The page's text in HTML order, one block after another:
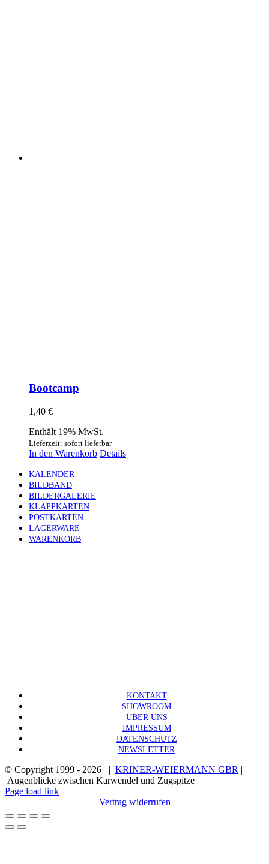
Bootcamp
1,40 €
Enthält 19% MwSt.
Lieferzeit: sofort lieferbar
In den Warenkorb Details
KALENDER
BILDBAND
BILDERGALERIE
KLAPPKARTEN
POSTKARTEN
LAGERWARE
WARENKORB
KONTAKT
SHOWROOM
ÜBER UNS
IMPRESSUM
DATENSCHUTZ
NEWSLETTER
© Copyright 1999 - 2026 | KRINER-WEIERMANN GBR |
Augenblicke zwischen Karwendel und Zugspitze
Page load link
Vertrag widerrufen